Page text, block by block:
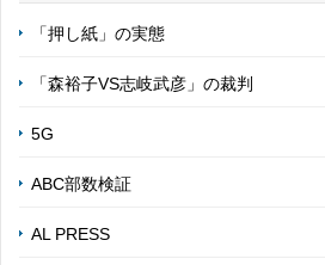
「押し紙」の実態
「森裕子VS志岐武彦」の裁判
5G
ABC部数検証
AL PRESS